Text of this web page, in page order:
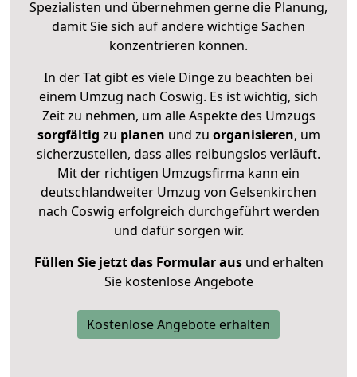
Spezialisten und übernehmen gerne die Planung,
damit Sie sich auf andere wichtige Sachen
konzentrieren können.
In der Tat gibt es viele Dinge zu beachten bei
einem Umzug nach Coswig. Es ist wichtig, sich
Zeit zu nehmen, um alle Aspekte des Umzugs
sorgfältig zu planen und zu organisieren, um
sicherzustellen, dass alles reibungslos verläuft.
Mit der richtigen Umzugsfirma kann ein
deutschlandweiter Umzug von Gelsenkirchen
nach Coswig erfolgreich durchgeführt werden
und dafür sorgen wir.
Füllen Sie jetzt das Formular ausund erhalten
Sie kostenlose Angebote
Kostenlose Angebote erhalten